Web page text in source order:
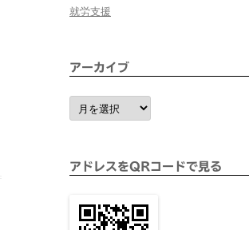
就労支援
アーカイブ
ア
ー
カ
アドレスをQRコードで見る